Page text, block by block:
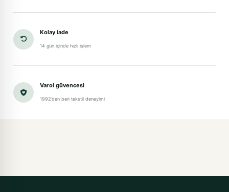
Kolay iade
14 gün içinde hızlı işlem
Varol güvencesi
1992'den beri tekstil deneyimi